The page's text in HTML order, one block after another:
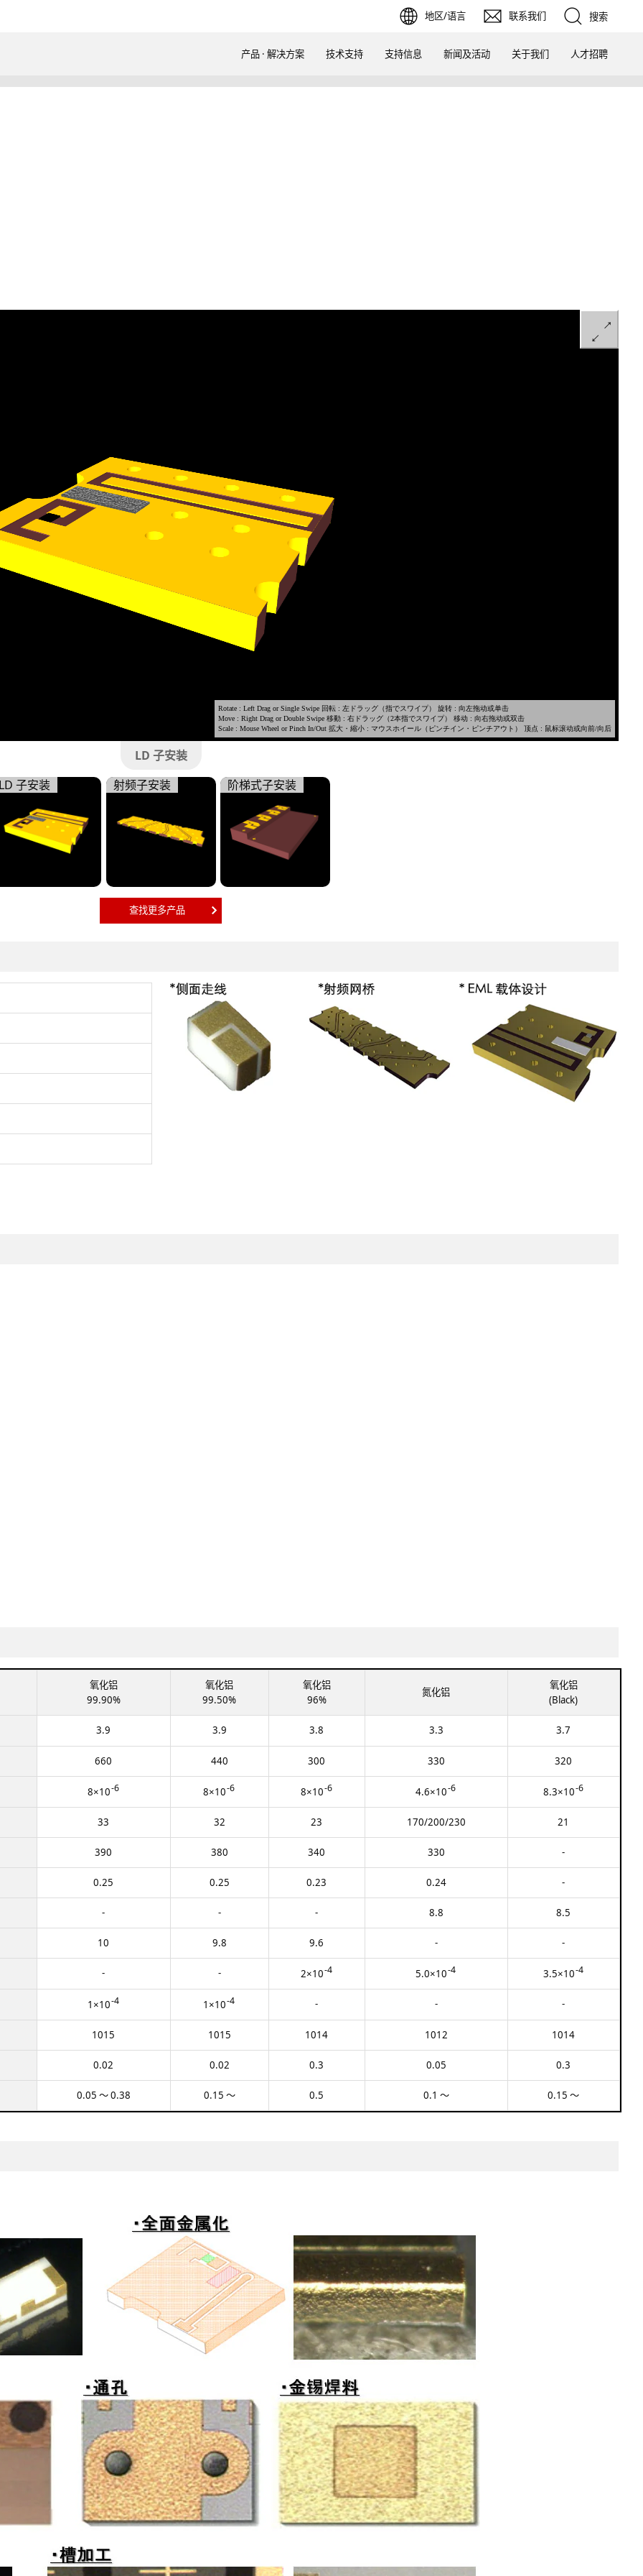
地区/语言 联系我们 搜索
产品 · 解决方案 技术支持 支持信息 新闻及活动 关于我们 人才招聘
LD 子安装
子安装
射频子安装 阶梯式子安装
查找更多产品
氧化铝
99.90%
氧化铝
99.50%
氧化铝
96%
氮化铝
氧化铝
(Black)
3.9 3.9 3.8 3.3 3.7
660 440 300 330 320
8×10-6 8×10-6 8×10-6 4.6×10-6 8.3×10-6
33 32 23 170/200/230 21
390 380 340 330 -
0.25 0.25 0.23 0.24 -
- - - 8.8 8.5
10 9.8 9.6 - -
- - 2×10-4 5.0×10-4 3.5×10-4
1×10-4 1×10-4 - - -
1015 1015 1014 1012 1014
0.02 0.02 0.3 0.05 0.3
0.05 ～ 0.38 0.15 ～ 0.5 0.1 ～ 0.15 ～